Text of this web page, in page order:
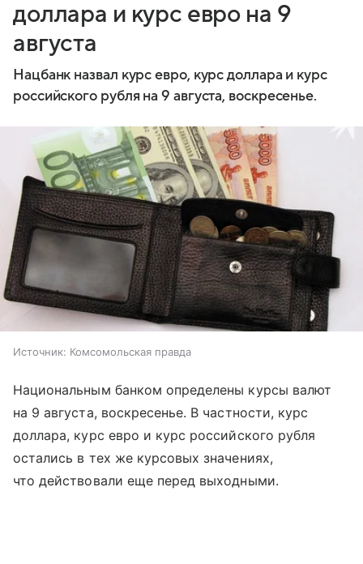
доллара и курс евро на 9
августа
Нацбанк назвал курс евро, курс доллара и курс
российского рубля на 9 августа, воскресенье.
Источник: Комсомольская правда
Национальным банком определены курсы валют
на 9 августа, воскресенье. В частности, курс
доллара, курс евро и курс российского рубля
остались в тех же курсовых значениях,
что действовали еще перед выходными.